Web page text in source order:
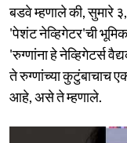
बडवे म्हणाले की, सुमारे
'पेशंट नेव्हिगेटर'ची
'रुग्णांना हे नेव्हिगेटर्स
ते रुग्णांच्या कुटुंबाचाच
आहे, असे ते म्हणाले.